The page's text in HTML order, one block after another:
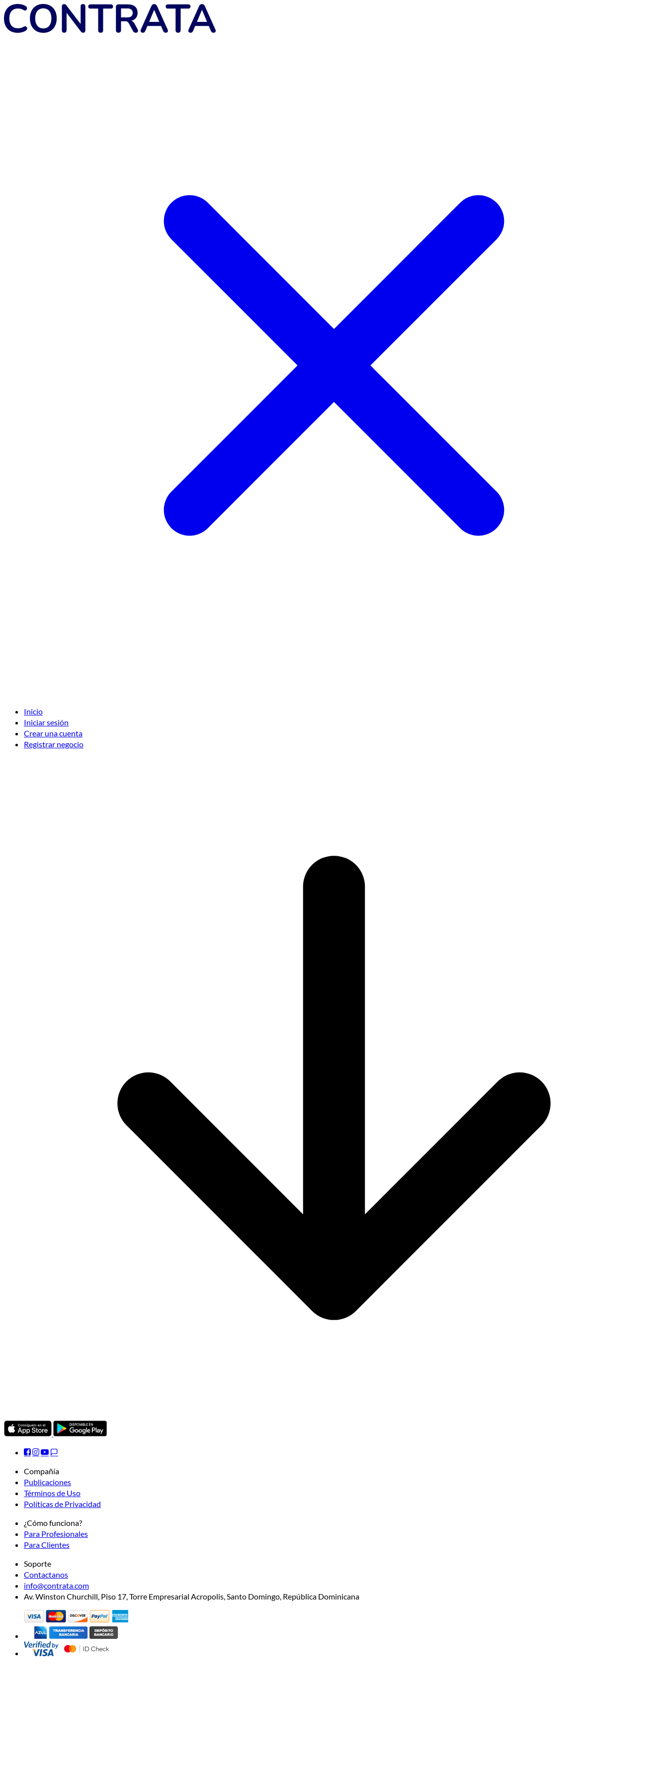
Inicio
Iniciar sesión
Crear una cuenta
Registrar negocio
Compañía
Publicaciones
Términos de Uso
Políticas de Privacidad
¿Cómo funciona?
Para Profesionales
Para Clientes
Soporte
Contactanos
info@contrata.com
Av. Winston Churchill, Piso 17, Torre Empresarial Acropolis, Santo Domingo, República Dominicana